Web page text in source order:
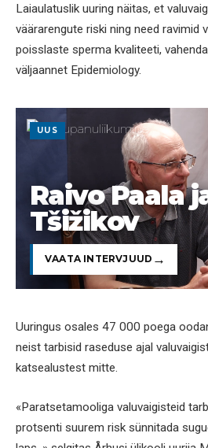
Laiaulatuslik uuring näitas, et
väärarengute riski ning need ravimid
poisslaste sperma kvaliteeti,
väljaannet Epidemiology.
UUS
Raivo Paala
Tšižikov
VAATA INTERVJUUD
Uuringus osales 47 000 poega
neist tarbisid raseduse ajal
katsealustest mitte.
«Paratsetamooliga valuvaigisteid
protsenti suurem risk sünnitada